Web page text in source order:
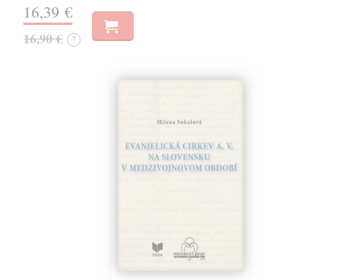
16,39 €
16,90 € ?